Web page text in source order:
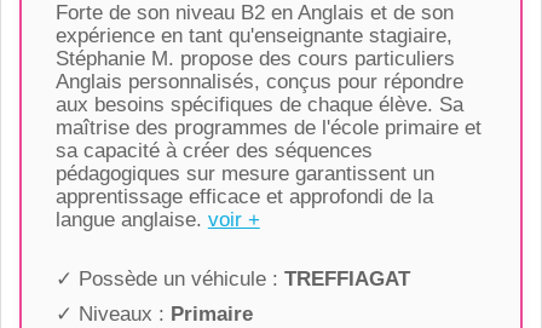
Forte de son niveau B2 en Anglais et de son
expérience en tant qu'enseignante stagiaire,
Stéphanie M. propose des cours particuliers
Anglais personnalisés, conçus pour répondre
aux besoins spécifiques de chaque élève. Sa
maîtrise des programmes de l'école primaire et
sa capacité à créer des séquences
pédagogiques sur mesure garantissent un
apprentissage efficace et approfondi de la
langue anglaise. voir +
✓ Possède un véhicule : TREFFIAGAT
✓ Niveaux : Primaire